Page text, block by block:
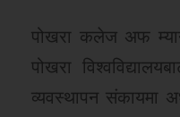
पोखरा कलेज अफ
पोखरा
व्यवस्थापन संकायमा